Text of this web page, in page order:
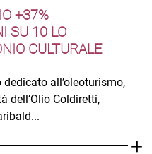
+37%
SU 10 LO
CULTURALE
all’oleoturismo,
dell’Olio Coldiretti,